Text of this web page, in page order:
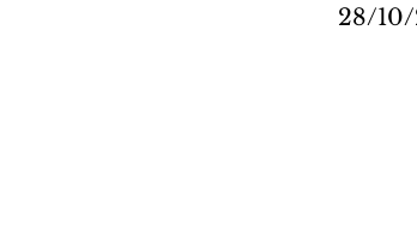
28/